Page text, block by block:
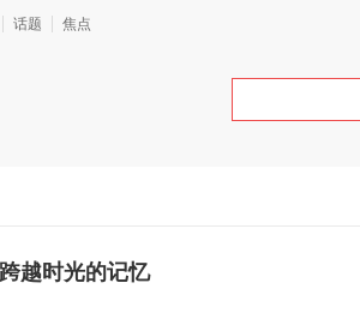
话题 焦点
越时光的记忆